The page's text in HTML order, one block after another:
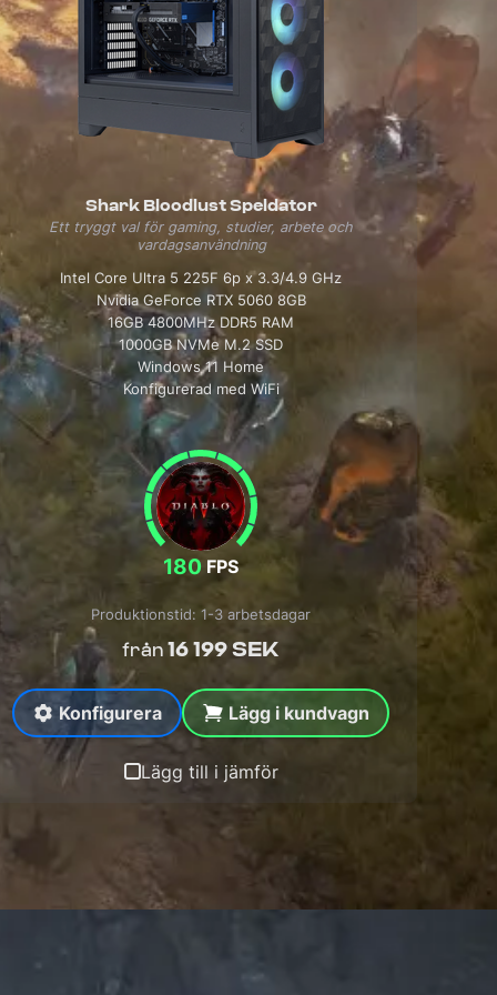
Shark Bloodlust Speldator
Ett tryggt val för gaming, studier, arbete och
vardagsanvändning
Intel Core Ultra 5 225F 6p x 3.3/4.9 GHz
Nvidia GeForce RTX 5060 8GB
16GB 4800MHz DDR5 RAM
1000GB NVMe M.2 SSD
Windows 11 Home
Konfigurerad med WiFi
180 FPS
från 16 199 SEK
Produktionstid: 1-3 arbetsdagar
Konfigurera Lägg i kundvagn
Lägg till i jämför